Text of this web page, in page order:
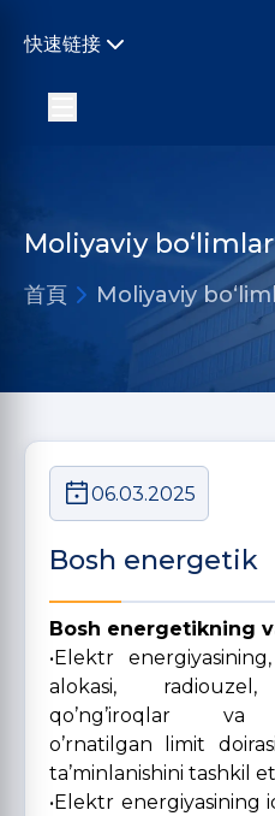
快速链接
Moliyaviy bo‘limlar
首頁 Moliyaviy
06.03.2025
Bosh energetik
Bosh energetikning
•Elektr
alokasi, radiouzel,
qo’ng’iroqlar va
o’rnatilgan limit
ta’minlanishini tashkil
•Elektr energiyasining